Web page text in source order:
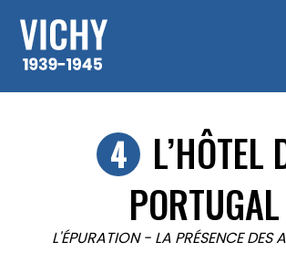
L’HÔTEL
PORTUGAL
L'ÉPURATION-LA PRÉSENCE DES